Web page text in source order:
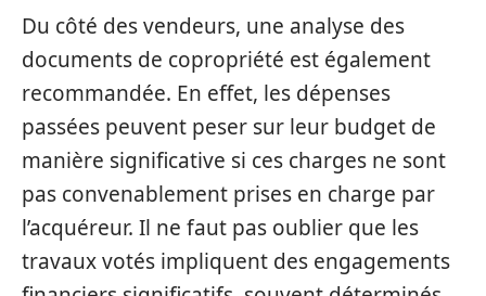
Du côté des vendeurs, une analyse des
documents de copropriété est également
recommandée. En effet, les dépenses
passées peuvent peser sur leur budget de
manière significative si ces charges ne sont
pas convenablement prises en charge par
l’acquéreur. Il ne faut pas oublier que les
travaux votés impliquent des engagements